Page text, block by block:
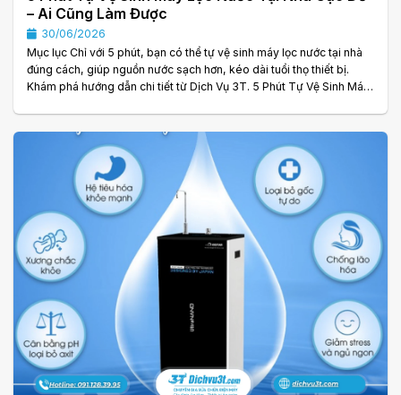
– Ai Cũng Làm Được
30/06/2026
Mục lục Chỉ với 5 phút, bạn có thể tự vệ sinh máy lọc nước tại nhà
đúng cách, giúp nguồn nước sạch hơn, kéo dài tuổi thọ thiết bị.
Khám phá hướng dẫn chi tiết từ Dịch Vụ 3T. 5 Phút Tự Vệ Sinh Máy
nhiên, sau một thời gian sử dụng, bụi bẩn, cặn khoáng và vi khuẩn
có thể tích tụ trên bề mặt máy, đầu vòi, khay hứng. . .